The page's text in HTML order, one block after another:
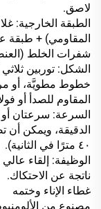
لاصق.
الطبقة الخارجية:
المقاومي) + طبقة
شفرات الخلط
الشكل: توربين
خطوط مطويَّة، أو
المقاوم للصدأ أو
٤٠ مترًا في الثانية).
الوظيفة: إلقاء
ناتجة عن الاحتكاك.
غطاء الإناء وختمه
مصنوع من